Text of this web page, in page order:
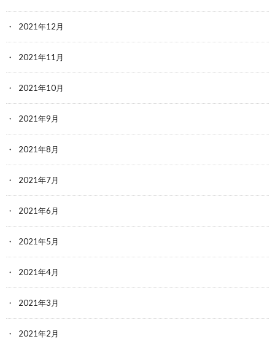
2021年12月
2021年11月
2021年10月
2021年9月
2021年8月
2021年7月
2021年6月
2021年5月
2021年4月
2021年3月
2021年2月